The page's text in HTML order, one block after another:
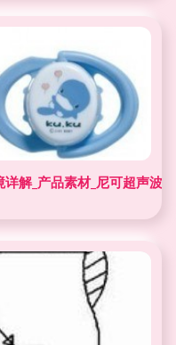
解_产品素材_尼可超声波